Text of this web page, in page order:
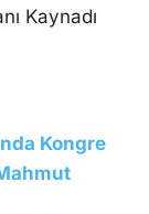
Kongre